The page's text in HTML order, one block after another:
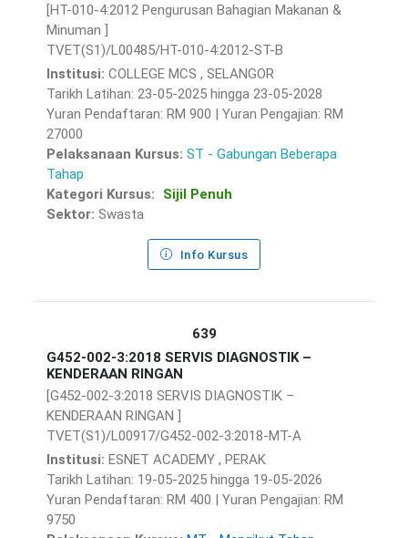
[HT-010-4:2012 Pengurusan Bahagian Makanan &
Minuman ]
TVET(S1)/L00485/HT-010-4:2012-ST-B
Institusi: COLLEGE MCS , SELANGOR
Tarikh Latihan: 23-05-2025 hingga 23-05-2028
Yuran Pendaftaran: RM 900 | Yuran Pengajian: RM
27000
Pelaksanaan Kursus: ST - Gabungan Beberapa
Tahap
Kategori Kursus:
Sijil Penuh
Sektor: Swasta
Info Kursus
639
G452-002-3:2018 SERVIS DIAGNOSTIK –
KENDERAAN RINGAN
[G452-002-3:2018 SERVIS DIAGNOSTIK –
KENDERAAN RINGAN ]
TVET(S1)/L00917/G452-002-3:2018-MT-A
Institusi: ESNET ACADEMY , PERAK
Tarikh Latihan: 19-05-2025 hingga 19-05-2026
Yuran Pendaftaran: RM 400 | Yuran Pengajian: RM
9750